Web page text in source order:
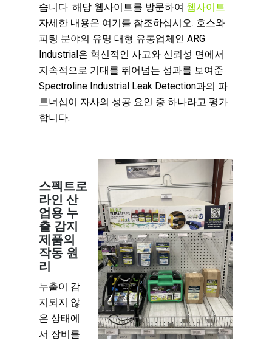
습니다. 해당 웹사이트를 방문하여 웹사이트
자세한 내용은 여기를 참조하십시오. 호스와
피팅 분야의 유명 대형 유통업체인 ARG
Industrial은 혁신적인 사고와 신뢰성 면에서
지속적으로 기대를 뛰어넘는 성과를 보여준
Spectroline Industrial Leak Detection과의 파
트너십이 자사의 성공 요인 중 하나라고 평가
합니다.
스펙트로
라인 산
업용 누
출 감지
제품의
작동 원
리
누출이 감
지되지 않
은 상태에
서 장비를